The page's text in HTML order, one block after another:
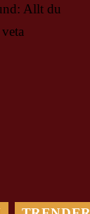
Allt du